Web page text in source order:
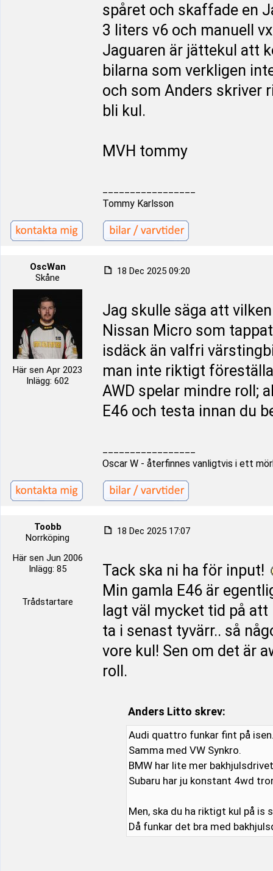
spåret och skaffade en
3 liters v6 och manuell
Jaguaren är jättekul att
bilarna som verkligen
och som Anders skriver
bli kul.
MVH tommy
Tommy Karlsson
OscWan
Skåne
Här sen Apr 2023
Inlägg: 602
18 Dec 2025 09:20
Jag skulle säga att
Nissan Micro som
isdäck än valfri
man inte riktigt föreställa
AWD spelar mindre roll;
E46 och testa innan du
Oscar W - återfinnes vanligtvis i ett
Toobb
Norrköping
Här sen Jun 2006
Inlägg: 85
Trådstartare
18 Dec 2025 17:07
Tack ska ni ha för input!
Min gamla E46 är
lagt väl mycket tid på
ta i senast tyvärr.. så
vore kul! Sen om det är
roll.
Anders Litto skrev:
Audi quattro funkar fint på
Samma med VW Synkro.
BMW har lite mer
Subaru har ju konstant 4wd
Men, ska du ha riktigt kul på is
Då funkar det bra med